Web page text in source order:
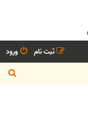
ورود
ثبت نام
ج
س